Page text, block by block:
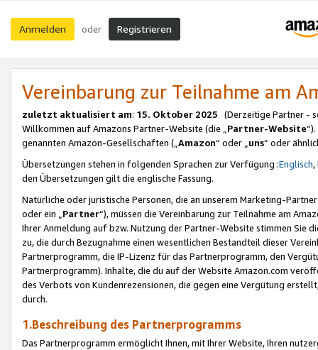
Anmelden oder Registrieren
Vereinbarung zur Teilnahme am
zuletzt aktualisiert am: 15. Oktober 2025 (Derzeitige Partner -
Willkommen auf Amazons Partner-Website (die „Partner-Website
genannten Amazon-Gesellschaften („Amazon“ oder „uns“ oder
Übersetzungen stehen in folgenden Sprachen zur Verfügung :Englisch,
den Übersetzungen gilt die englische Fassung.
Natürliche oder juristische Personen, die an unserem Marketing-
oder ein „Partner“), müssen die Vereinbarung zur Teilnahme am
Ihrer Anmeldung auf bzw. Nutzung der Partner-Website stimmen Sie
zu, die durch Bezugnahme einen wesentlichen Bestandteil dieser
Partnerprogramm, die IP-Lizenz für das Partnerprogramm, den
Partnerprogramm). Inhalte, die du auf der Website Amazon.com
des Verbots von Kundenrezensionen, die gegen eine Vergütung
durch.
1.Beschreibung des Partnerprogramms
Das Partnerprogramm ermöglicht Ihnen, mit Ihrer Website, Ihren